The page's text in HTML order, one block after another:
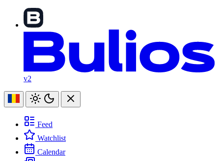
v2
Feed
Watchlist
Calendar